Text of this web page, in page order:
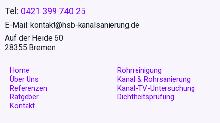
Tel: 0421 399 740 25
E-Mail: kontakt@hsb-kanalsanierung.de
Auf der Heide 60
28355 Bremen
Home
Über Uns
Referenzen
Ratgeber
Kontakt
Rohrreinigung
Kanal & Rohrsanierung
Kanal-TV-Untersuchung
Dichtheitsprüfung